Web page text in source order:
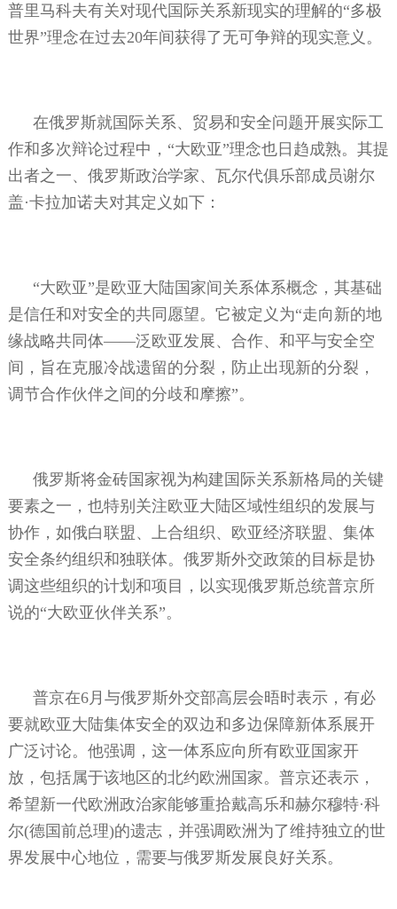
普里马科夫有关对现代国际关系新现实的理解的“多极
世界”理念在过去20年间获得了无可争辩的现实意义。
在俄罗斯就国际关系、贸易和安全问题开展实际工
作和多次辩论过程中，“大欧亚”理念也日趋成熟。其提
出者之一、俄罗斯政治学家、瓦尔代俱乐部成员谢尔
盖·卡拉加诺夫对其定义如下：
“大欧亚”是欧亚大陆国家间关系体系概念，其基础
是信任和对安全的共同愿望。它被定义为“走向新的地
缘战略共同体——泛欧亚发展、合作、和平与安全空
间，旨在克服冷战遗留的分裂，防止出现新的分裂，
调节合作伙伴之间的分歧和摩擦”。
俄罗斯将金砖国家视为构建国际关系新格局的关键
要素之一，也特别关注欧亚大陆区域性组织的发展与
协作，如俄白联盟、上合组织、欧亚经济联盟、集体
安全条约组织和独联体。俄罗斯外交政策的目标是协
调这些组织的计划和项目，以实现俄罗斯总统普京所
说的“大欧亚伙伴关系”。
普京在6月与俄罗斯外交部高层会晤时表示，有必
要就欧亚大陆集体安全的双边和多边保障新体系展开
广泛讨论。他强调，这一体系应向所有欧亚国家开
放，包括属于该地区的北约欧洲国家。普京还表示，
希望新一代欧洲政治家能够重拾戴高乐和赫尔穆特·科
尔(德国前总理)的遗志，并强调欧洲为了维持独立的世
界发展中心地位，需要与俄罗斯发展良好关系。